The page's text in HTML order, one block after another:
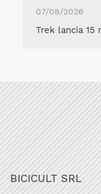
07/08/2026
Trek lancia 15
BICICULT SRL